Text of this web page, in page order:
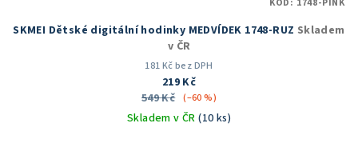
SKMEI Dětské digitální hodinky MEDVÍDEK 1748-RUZ Skladem
v ČR
181 Kč bez DPH
219 Kč
549 Kč (–60 %)
Skladem v ČR(10 ks)
KÓD: 1748-PINK